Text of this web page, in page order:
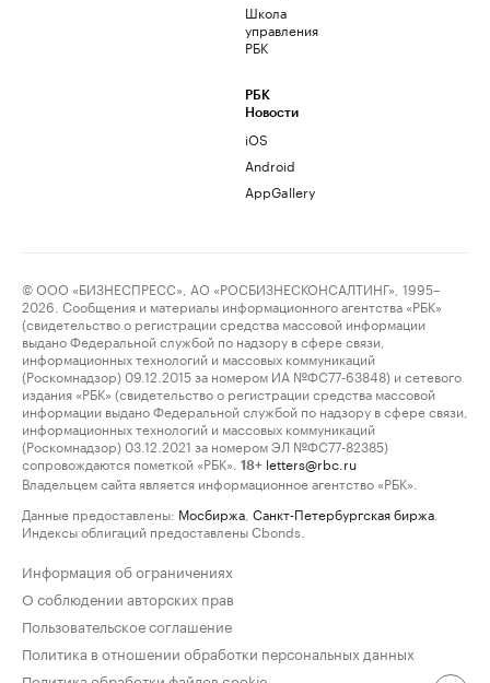
Школа
управления
РБК
РБК
Новости
iOS
Android
AppGallery
© ООО «БИЗНЕСПРЕСС», АО «РОСБИЗНЕСКОНСАЛТИНГ», 1995–
2026. Сообщения и материалы информационного агентства «РБК»
(свидетельство о регистрации средства массовой информации
выдано Федеральной службой по надзору в сфере связи,
информационных технологий и массовых коммуникаций
(Роскомнадзор) 09.12.2015 за номером ИА №ФС77-63848) и сетевого
издания «РБК» (свидетельство о регистрации средства массовой
информации выдано Федеральной службой по надзору в сфере связи,
информационных технологий и массовых коммуникаций
(Роскомнадзор) 03.12.2021 за номером ЭЛ №ФС77-82385)
сопровождаются пометкой «РБК».
18+ letters@rbc.ru
Владельцем сайта является информационное агентство «РБК».
Данные предоставлены: Мосбиржа Санкт-Петербургская биржа
Индексы облигаций предоставлены Cbonds.
Информация об ограничениях
О соблюдении авторских прав
Пользовательское соглашение
Политика в отношении обработки персональных данных